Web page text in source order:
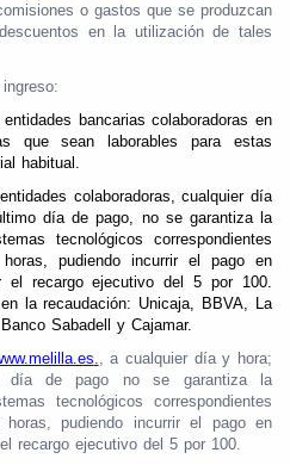
o gastos que se produzcan
en la utilización de tales
bancarias colaboradoras en
que sean laborables para estas
habitual.
colaboradoras, cualquier día
día de pago, no se garantiza la
tecnológicos correspondientes
pudiendo incurrir el pago en
el recargo ejecutivo del 5 por 100.
la recaudación: Unicaja, BBVA, La
Sabadell y Cajamar.
., a cualquier día y hora;
día de pago no se garantiza la
tecnológicos correspondientes
pudiendo incurrir el pago en
recargo ejecutivo del 5 por 100.